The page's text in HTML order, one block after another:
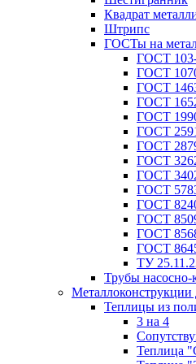
Квадрат
Штрипс
ГОСТы на
ГОСТ
ГОСТ
ГОСТ
ГОСТ
ГОСТ
ГОСТ
ГОСТ
ГОСТ
ГОСТ
ГОСТ
ГОСТ
ГОСТ
ГОСТ
ГОСТ
ТУ
Трубы
Металлоконструкции
Теплицы из
3 на 4
Теплица